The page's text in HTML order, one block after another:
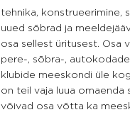
tehnika, konstrueerimine,
uued sõbrad ja
osa sellest üritusest. Osa
pere-, sõbra-,
klubide meeskondi üle
on teil vaja luua omaenda
võivad osa võtta ka